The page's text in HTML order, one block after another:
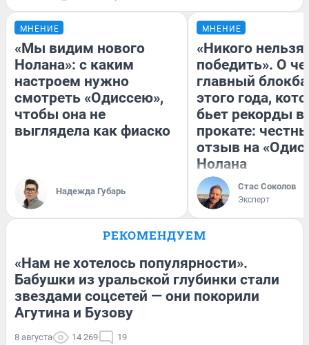
МНЕНИЕ
«Мы видим нового
Нолана»: с каким
настроем нужно
смотреть «Одиссею»,
чтобы она не
выглядела как фиаско
Надежда Губарь
МНЕНИЕ
«Никого нельзя
победить». О
главный
этого года,
бьет рекорды в
прокате:
отзыв на
Нолана
Стас Соколов
Эксперт
РЕКОМЕНДУЕМ
«Нам не хотелось популярности».
Бабушки из уральской глубинки стали
звездами соцсетей — они покорили
Агутина и Бузову
8 августа 14 269 19